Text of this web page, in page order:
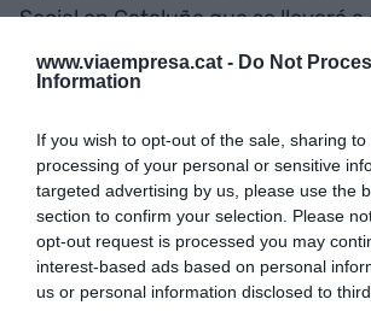
www.viaempresa.cat - Do Not
Information
If you wish to opt-out of the sale, sharing
processing of your personal or sensitive
targeted advertising by us, please use the
section to confirm your selection. Please
opt-out request is processed you may
interest-based ads based on personal
us or personal information disclosed to
Social en Cataluña que se llevará
tiene que servir para aproximarse
reconocimiento jurídico y político
Estamos hablando pues de un
que no renuncia ni a la
expectativas de crecimiento y
aspirar a convivir con el modelo
hegemónico de tú a tú. Tanto la